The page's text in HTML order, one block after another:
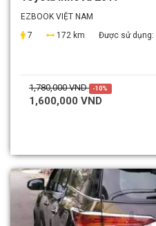
EZBOOK VIỆT NAM
7
172 km Được sử dụng:
1,780,000 VND -10%
1,600,000 VND